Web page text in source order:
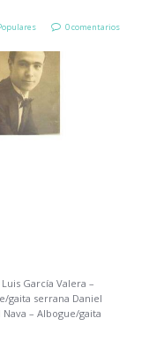
0 comentarios
García Valera –
gaita serrana Daniel
– Albogue/gaita